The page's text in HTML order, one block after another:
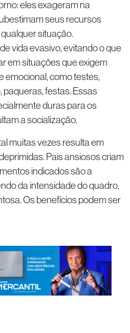
eles exageram na
seus recursos
situação.
vida evasivo, evitando o que
em situações que exigem
emocional, como testes,
festas. Essas
duras para os
a socialização.
muitas vezes resulta em
Pais ansiosos criam
indicados são a
da intensidade do quadro,
Os benefícios podem ser